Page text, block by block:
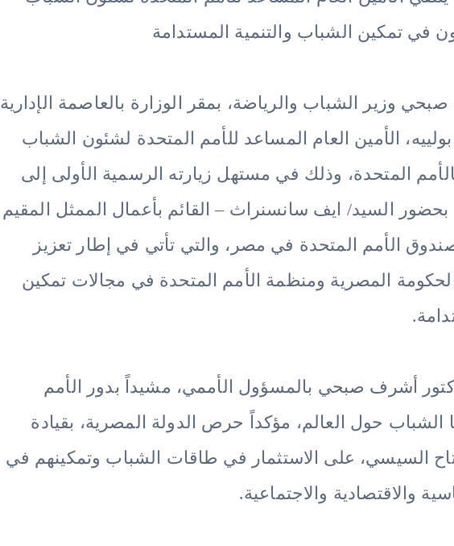
في تمكين الشباب والتنمية المستدامة
وزير الشباب والرياضة، بمقر الوزارة بالعاصمة الإدارية
الأمين العام المساعد للأمم المتحدة لشئون الشباب
المتحدة، وذلك في مستهل زيارته الرسمية الأولى إلى
بحضور السيد/ ايف سانسنراث – القائم بأعمال الممثل المقيم
الأمم المتحدة في مصر، والتي تأتي في إطار تعزيز
المصرية ومنظمة الأمم المتحدة في مجالات تمكين
أشرف صبحي بالمسؤول الأممي، مشيداً بدور الأمم
حول العالم، مؤكداً حرص الدولة المصرية، بقيادة
السيسي، على الاستثمار في طاقات الشباب وتمكينهم في
والاقتصادية والاجتماعية.